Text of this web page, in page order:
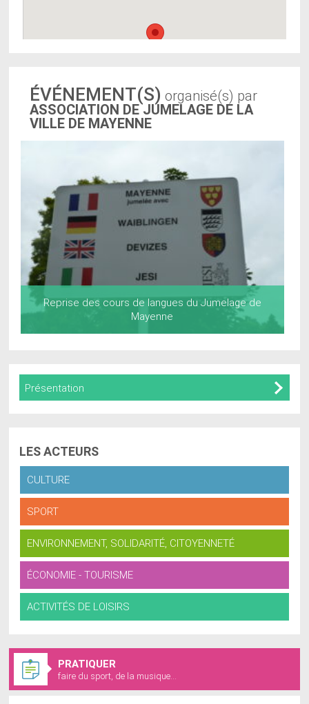
ÉVÉNEMENT(S) organisé(s) par
ASSOCIATION DE JUMELAGE DE LA
VILLE DE MAYENNE
Reprise des cours de langues du Jumelage de
Mayenne
Présentation
LESACTEURS
CULTURE
SPORT
ENVIRONNEMENT, SOLIDARITÉ, CITOYENNETÉ
ÉCONOMIE - TOURISME
ACTIVITÉS DE LOISIRS
PRATIQUER
faire du sport, de la musique...